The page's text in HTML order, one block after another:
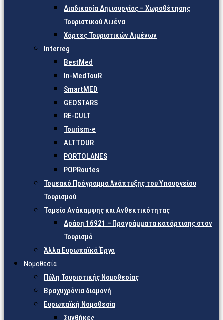
Διαδικασία Δημιουργίας – Χωροθέτησης
Τουριστικού Λιμένα
Χάρτες Τουριστικών Λιμένων
Interreg
BestMed
In-MedTouR
SmartMED
GEOSTARS
RE-CULT
Tourism-e
ALTTOUR
PORTOLANES
POPRoutes
Τομεακό Πρόγραμμα Ανάπτυξης του Υπουργείου
Τουρισμού
Ταμείο Ανάκαμψης και Ανθεκτικότητας
Δράση 16921 – Προγράμματα κατάρτισης στον
Τουρισμό
Άλλα Ευρωπαϊκά Έργα
Νομοθεσία
Πύλη Τουριστικής Νομοθεσίας
Βραχυχρόνια διαμονή
Ευρωπαϊκή Νομοθεσία
Συνθήκες